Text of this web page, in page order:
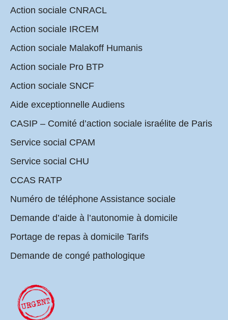
Action sociale CNRACL
Action sociale IRCEM
Action sociale Malakoff Humanis
Action sociale Pro BTP
Action sociale SNCF
Aide exceptionnelle Audiens
CASIP – Comité d’action sociale israélite de Paris
Service social CPAM
Service social CHU
CCAS RATP
Numéro de téléphone Assistance sociale
Demande d’aide à l’autonomie à domicile
Portage de repas à domicile Tarifs
Demande de congé pathologique